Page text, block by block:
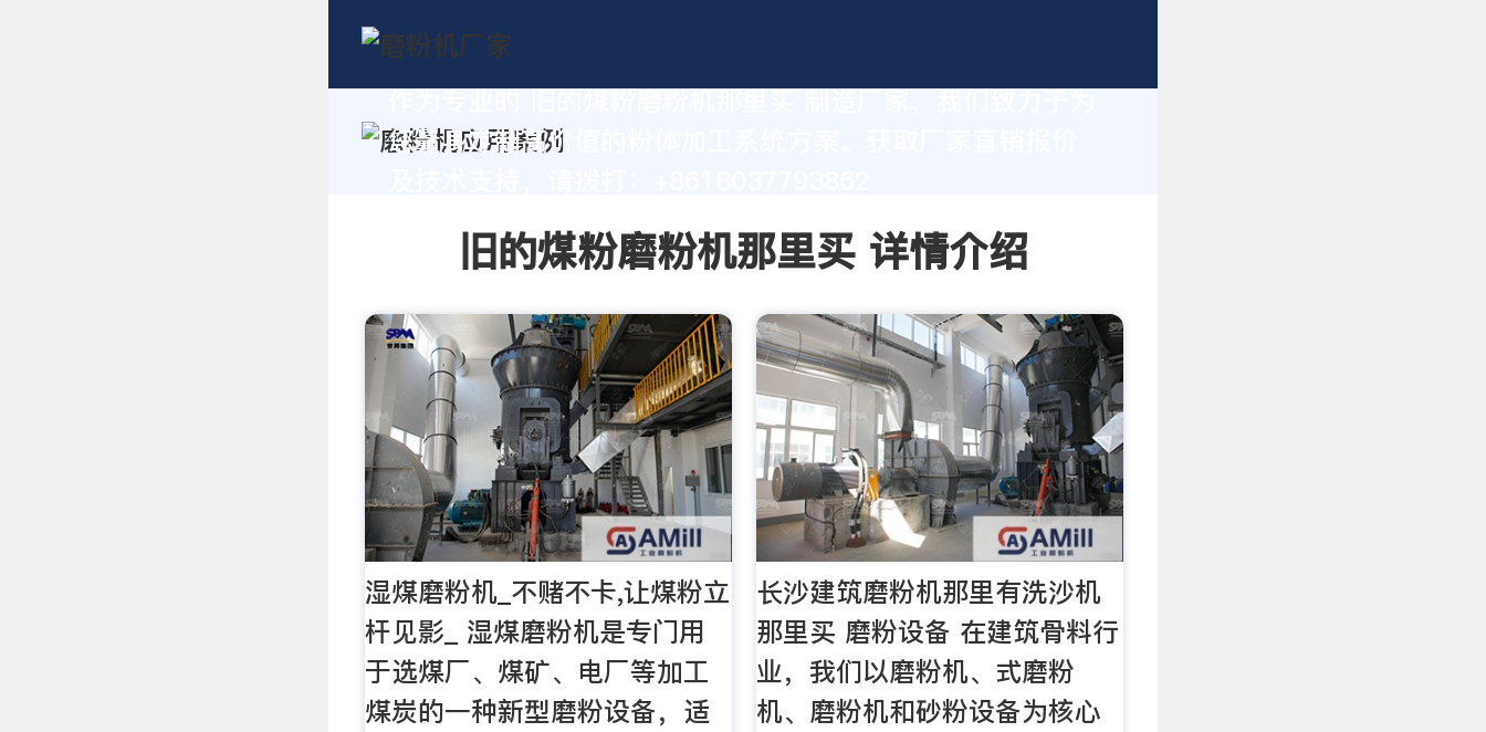
您量身定制高价值的粉体加工系统方案。获取厂家直销报价
旧的煤粉磨粉机那里买 详情介绍
湿煤磨粉机_不赌不卡,让煤粉立
杆见影_ 湿煤磨粉机是专门用
于选煤厂、煤矿、电厂等加工
煤炭的一种新型磨粉设备，适
长沙建筑磨粉机那里有洗沙机
那里买 磨粉设备 在建筑骨料行
业，我们以磨粉机、式磨粉
机、磨粉机和砂粉设备为核心